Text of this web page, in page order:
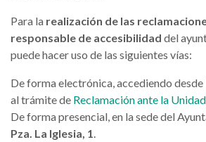
Para la realización de las
responsable de accesibilidad del
puede hacer uso de las siguientes vías:
De forma electrónica, accediendo
al trámite de Reclamación ante la
De forma presencial, en la sede del
Pza. La Iglesia, 1.